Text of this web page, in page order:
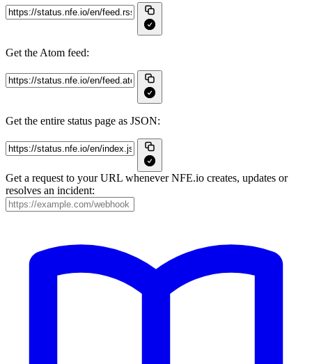
Get the Atom feed:
Get the entire status page as JSON:
Get a request to your URL whenever NFE.io creates, updates or
resolves an incident: